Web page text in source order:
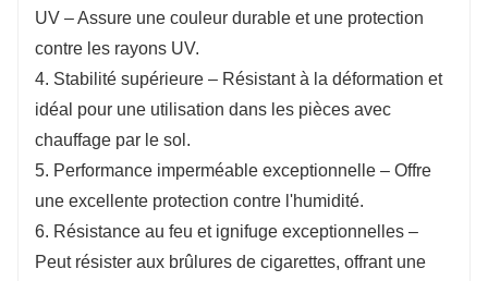
UV – Assure une couleur durable et une protection
contre les rayons UV.
4. Stabilité supérieure – Résistant à la déformation et
idéal pour une utilisation dans les pièces avec
chauffage par le sol.
5. Performance imperméable exceptionnelle – Offre
une excellente protection contre l'humidité.
6. Résistance au feu et ignifuge exceptionnelles –
Peut résister aux brûlures de cigarettes, offrant une